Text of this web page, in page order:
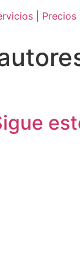
| Precios